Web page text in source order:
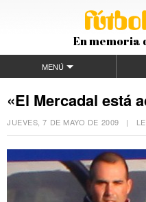
En memoria
MENÚ
«El Mercadal está
JUEVES, 7 DE MAYO DE 2009 |